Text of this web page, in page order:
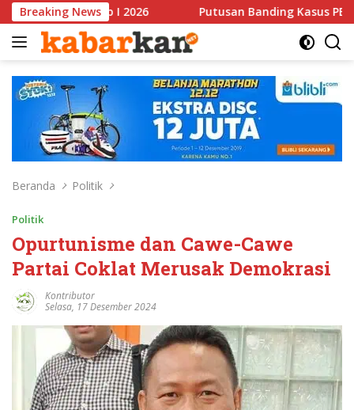
Langsung
ke
konten
Breaking NewsPutusan Banding Kasus PET Tuai Polemik, JAGA
Beranda Politik
Politik
Opurtunisme dan Cawe-Cawe
Partai Coklat Merusak Demokrasi
Kontributor
Selasa, 17 Desember 2024